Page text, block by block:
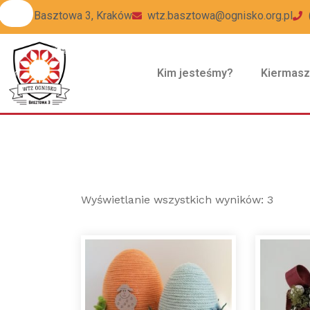
ul Basztowa 3, Kraków wtz.basztowa@ognisko.org.pl
Kim jesteśmy? Kiermasz
Wyświetlanie wszystkich wyników: 3